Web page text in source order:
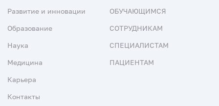
Развитие и инновации
Образование
Наука
Медицина
Карьера
Контакты
ОБУЧАЮЩИМСЯ
СОТРУДНИКАМ
СПЕЦИАЛИСТАМ
ПАЦИЕНТАМ